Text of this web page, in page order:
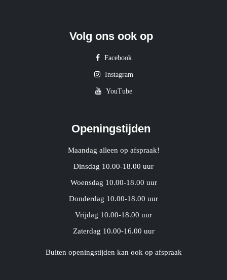
Volg ons ook op
Facebook
Instagram
YouTube
Openingstijden
Maandag alleen op afspraak!
Dinsdag 10.00-18.00 uur
Woensdag 10.00-18.00 uur
Donderdag 10.00-18.00 uur
Vrijdag 10.00-18.00 uur
Zaterdag 10.00-16.00 uur
Buiten openingstijden kan ook op afspraak